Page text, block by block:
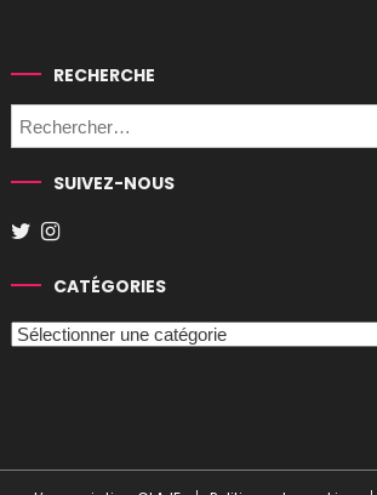
RECHERCHE
SUIVEZ-NOUS
CATÉGORIES
Catégories